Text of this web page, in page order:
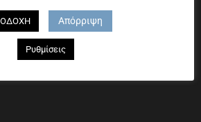
θα μας βρείτε
13-15, Αθήνα 176 72
Απόρριψη
Ρυθμίσεις